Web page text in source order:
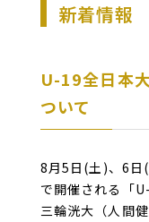
新着情報
U-19全日本
ついて
8月5日(土)、6日
で開催される「
三輪洸大（人間